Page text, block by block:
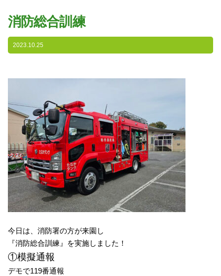
・園の特色
・園の一日
入園案内
子育て支援
未就園児教室
課外授業
消防総合訓練
2023.10.25
今日は、消防署の方が来園し
『消防総合訓練』を実施しました！
①模擬通報
デモで119番通報